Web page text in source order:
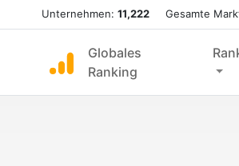
Unternehmen: 11,222 Gesamte
Globales
Ranking